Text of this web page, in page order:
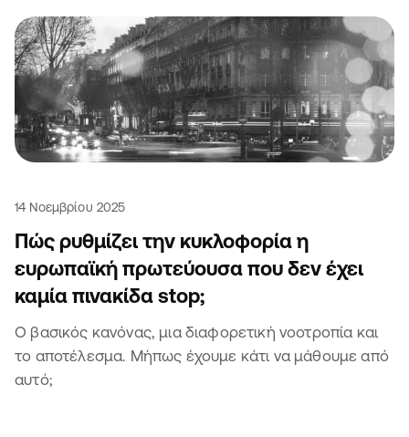
14 Νοεμβρίου 2025
Πώς ρυθμίζει την κυκλοφορία η
ευρωπαϊκή πρωτεύουσα που δεν έχει
καμία πινακίδα stop;
Ο βασικός κανόνας, μια διαφορετική νοοτροπία και
το αποτέλεσμα. Μήπως έχουμε κάτι να μάθουμε από
αυτό;